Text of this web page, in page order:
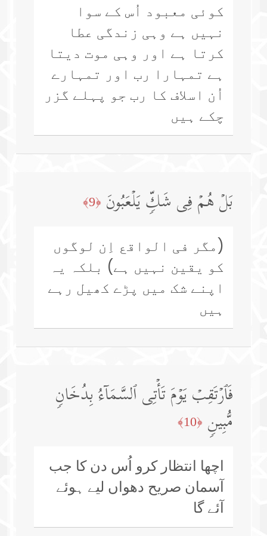
کوئی معبود اُس کے سوا
نہیں ہے وہی زندگی عطا
کرتا ہے اور وہی موت دیتا
ہے تمہارا رب اور تمہارے
اُن اسلاف کا رب جو پہلے گزر
چکے ہیں
بَلۡ هُمۡ فِی شَكࣲّ یَلۡعَبُونَ ﴿9﴾
(مگر فی الواقع اِن لوگوں
کو یقین نہیں ہے) بلکہ یہ
اپنے شک میں پڑے کھیل رہے
ہیں
فَٱرۡتَقِبۡ یَوۡمَ تَأۡتِی ٱلسَّمَاۤءُ بِدُخَانࣲ
مُّبِینࣲ ﴿10﴾
اچھا انتظار کرو اُس دن کا جب
آسمان صریح دھواں لیے ہوئے
آئے گا